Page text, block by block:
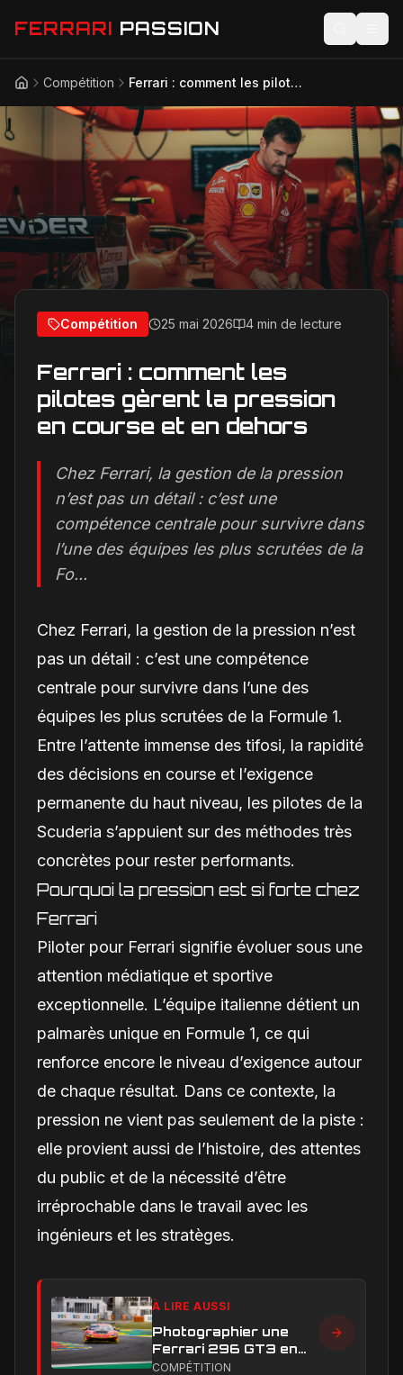
FERRARI PASSION
Actualités
Modèles
Compétition
Technologie
Lifestyle
AccueilCompétition Ferrari : comment les pilotes gèrent la pression en course et en dehors
Compétition 25 mai 2026 4 min de lecture
Ferrari : comment les
pilotes gèrent la pression
en course et en dehors
Chez Ferrari, la gestion de la pression
n’est pas un détail : c’est une
compétence centrale pour survivre dans
l’une des équipes les plus scrutées de la
Fo...
Chez Ferrari, la gestion de la pression n’est
pas un détail : c’est une compétence
centrale pour survivre dans l’une des
équipes les plus scrutées de la Formule 1.
Entre l’attente immense des tifosi, la rapidité
des décisions en course et l’exigence
permanente du haut niveau, les pilotes de la
Scuderia s’appuient sur des méthodes très
concrètes pour rester performants.
Pourquoi la pression est si forte chez
Ferrari
Piloter pour Ferrari signifie évoluer sous une
attention médiatique et sportive
exceptionnelle. L’équipe italienne détient un
palmarès unique en Formule 1, ce qui
renforce encore le niveau d’exigence autour
de chaque résultat. Dans ce contexte, la
pression ne vient pas seulement de la piste :
elle provient aussi de l’histoire, des attentes
du public et de la nécessité d’être
irréprochable dans le travail avec les
ingénieurs et les stratèges.
À LIRE AUSSI
Photographier une
Ferrari 296 GT3 en
action : construire une
COMPÉTITION